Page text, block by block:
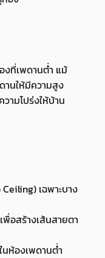
งที่เพดานต่ำ แม้
านให้มีความสูง
ามโปร่งให้บ้าน
เฉพาะบาง
อสร้างเส้นสายตา
ห้องเพดานต่ำ